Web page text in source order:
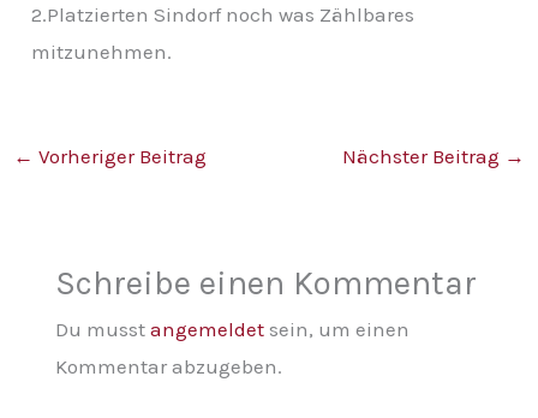
2.Platzierten Sindorf noch was Zählbares
mitzunehmen.
← Vorheriger Beitrag Nächster Beitrag →
Schreibe einen Kommentar
Du musst angemeldetsein, um einen
Kommentar abzugeben.